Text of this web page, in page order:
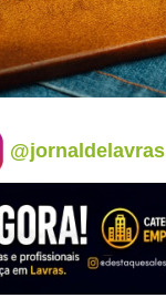
@jornaldelavras